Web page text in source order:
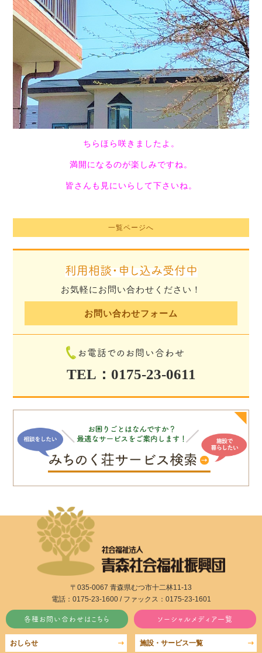
ちらほら咲きましたよ。
満開になるのが楽しみですね。
皆さんも見にいらして下さいね。
一覧ページへ
利用相談・申し込み受付中
お気軽にお問い合わせください！
お問い合わせフォーム
お電話でのお問い合わせ
TEL：0175-23-0611
〒035-0067 青森県むつ市十二林11-13
電話：0175-23-1600 / ファックス：0175-23-1601
各種お問い合わせはこちら ソーシャルメディア一覧
施設・サービス一覧
おしらせ